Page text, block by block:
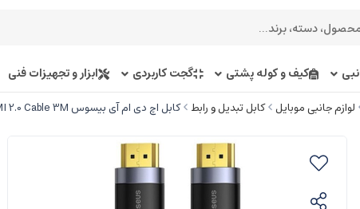
کیف و کوله پشتی گجت کاربردی ابزار و تجهیزات فنی
لوازم جانبی موبایل کابل تبدیل و رابط کابل اچ دی ام آی بیسوس Baseus Cafule HDMI 2.0 Cable 3M